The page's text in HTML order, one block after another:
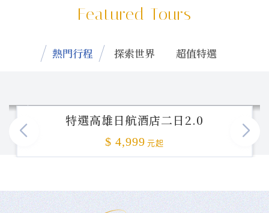
Featured Tours
熱門行程 探索世界 超值特選
特選高雄日航酒店二日2.0
$ 4,999 元起